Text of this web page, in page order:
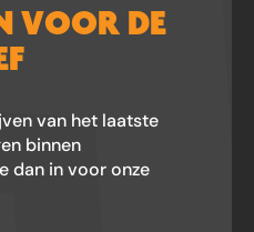
VOOR DE
van het laatste
binnen
dan in voor onze